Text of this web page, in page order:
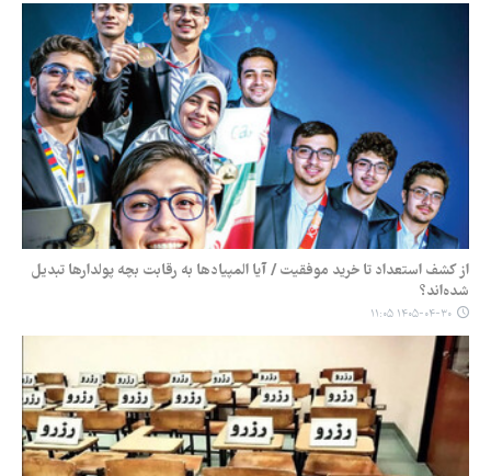
از کشف استعداد تا خرید موفقیت / آیا المپیادها به رقابت بچه پولدارها تبدیل
شده‌اند؟
۱۴۰۵-۰۴-۳۰ ۱۱:۰۵